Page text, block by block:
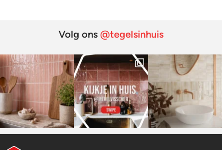
Volg ons @tegelsinhuis